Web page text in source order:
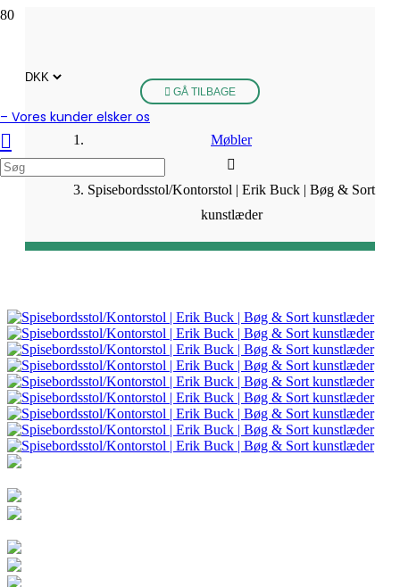
– Vores kunder elsker os
GÅ TILBAGE
Møbler
Spisebordsstol/Kontorstol | Erik Buck | Bøg & Sort
kunstlæder